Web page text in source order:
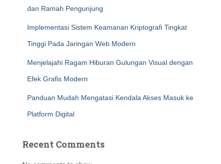
dan Ramah Pengunjung
Implementasi Sistem Keamanan Kriptografi Tingkat
Tinggi Pada Jaringan Web Modern
Menjelajahi Ragam Hiburan Gulungan Visual dengan
Efek Grafis Modern
Panduan Mudah Mengatasi Kendala Akses Masuk ke
Platform Digital
Recent Comments